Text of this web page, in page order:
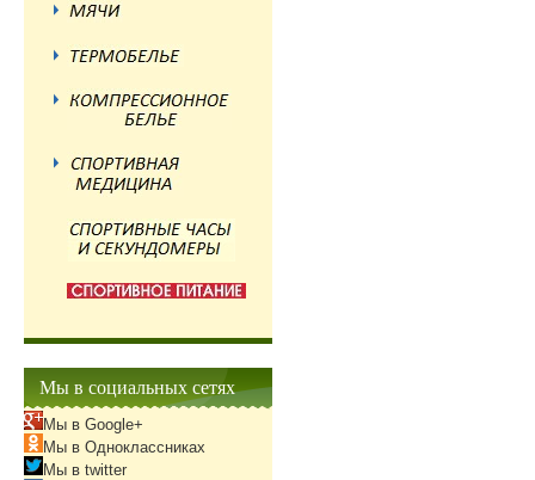
Мы в социальных сетях
Мы в Google+
Мы в Одноклассниках
Мы в twitter